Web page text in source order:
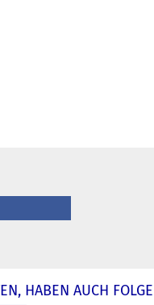
HABEN AUCH